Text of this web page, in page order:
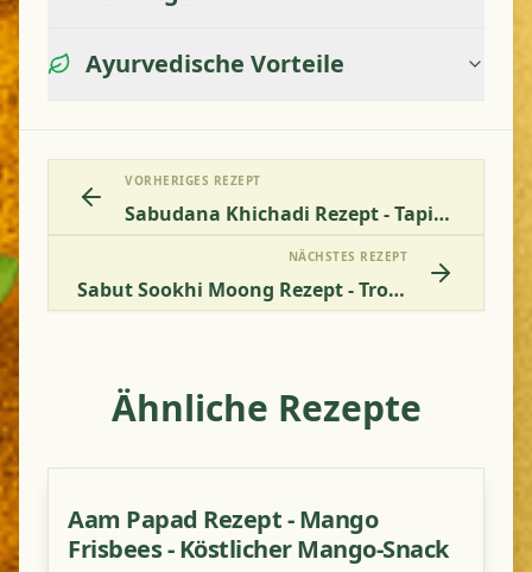
Ayurvedische Vorteile
VORHERIGES REZEPT
Sabudana Khichadi Rezept - Tapioka Mit Erdnüssen
NÄCHSTES REZEPT
Sabut Sookhi Moong Rezept - Trockene Ganze Mungbohnen
Ähnliche Rezepte
Aam Papad Rezept - Mango
Frisbees - Köstlicher Mango-Snack